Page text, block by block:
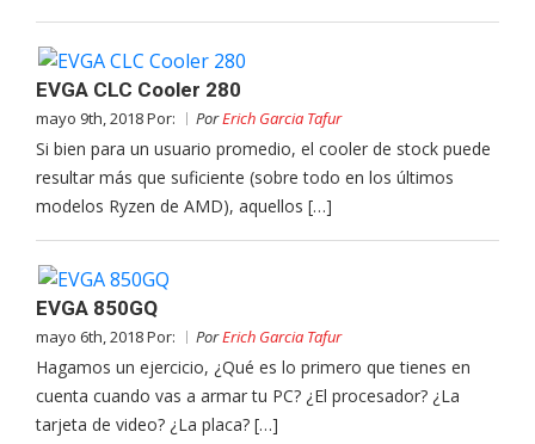
EVGA CLC Cooler 280
mayo 9th, 2018 Por: PorErich Garcia Tafur
Si bien para un usuario promedio, el cooler de stock puede
resultar más que suficiente (sobre todo en los últimos
modelos Ryzen de AMD), aquellos […]
EVGA 850GQ
mayo 6th, 2018 Por: PorErich Garcia Tafur
Hagamos un ejercicio, ¿Qué es lo primero que tienes en
cuenta cuando vas a armar tu PC? ¿El procesador? ¿La
tarjeta de video? ¿La placa? […]